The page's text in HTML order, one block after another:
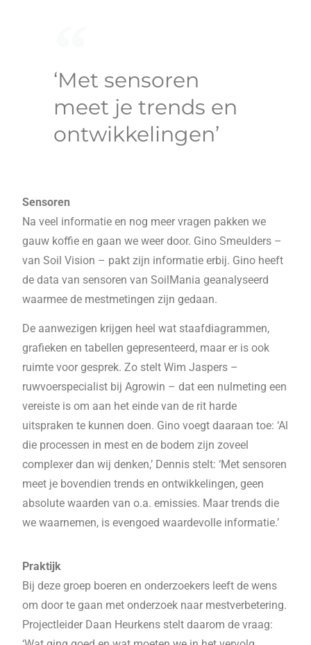
‘Met sensoren
meet je trends en
ontwikkelingen’
Sensoren
Na veel informatie en nog meer vragen pakken we
gauw koffie en gaan we weer door. Gino Smeulders –
van Soil Vision – pakt zijn informatie erbij. Gino heeft
de data van sensoren van SoilMania geanalyseerd
waarmee de mestmetingen zijn gedaan.
De aanwezigen krijgen heel wat staafdiagrammen,
grafieken en tabellen gepresenteerd, maar er is ook
ruimte voor gesprek. Zo stelt Wim Jaspers –
ruwvoerspecialist bij Agrowin – dat een nulmeting een
vereiste is om aan het einde van de rit harde
uitspraken te kunnen doen. Gino voegt daaraan toe: ‘Al
die processen in mest en de bodem zijn zoveel
complexer dan wij denken,’ Dennis stelt: ‘Met sensoren
meet je bovendien trends en ontwikkelingen, geen
absolute waarden van o.a. emissies. Maar trends die
we waarnemen, is evengoed waardevolle informatie.’
Praktijk
Bij deze groep boeren en onderzoekers leeft de wens
om door te gaan met onderzoek naar mestverbetering.
Projectleider Daan Heurkens stelt daarom de vraag: